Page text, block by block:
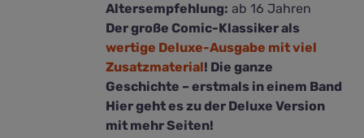
Altersempfehlung: ab 16 Jahren
Der große Comic-Klassiker als
wertige Deluxe-Ausgabe mit viel
Zusatzmaterial! Die ganze
Geschichte – erstmals in einem Band
Hier geht es zu der Deluxe Version
mit mehr Seiten!